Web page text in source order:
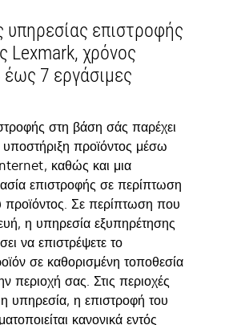
υπηρεσίας επιστροφής
Lexmark, χρόνος
7 εργάσιμες
στη βάση σάς παρέχει
προϊόντος μέσω
καθώς και μια
επιστροφής σε περίπτωση
προϊόντος. Σε περίπτωση που
η υπηρεσία εξυπηρέτησης
να επιστρέψετε το
σε καθορισμένη τοποθεσία
περιοχή σας. Στις περιοχές
υπηρεσία, η επιστροφή του
κανονικά εντός